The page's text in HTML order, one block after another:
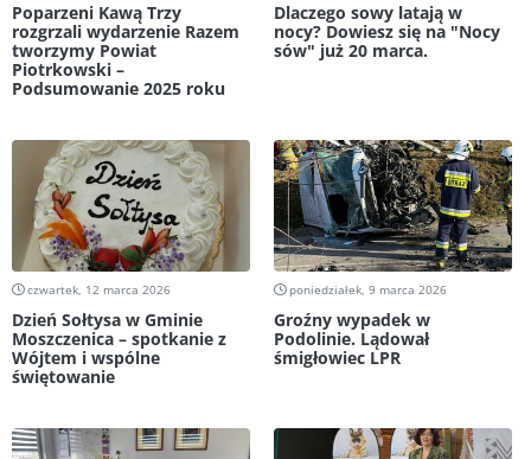
Poparzeni Kawą Trzy
rozgrzali wydarzenie Razem
tworzymy Powiat
Piotrkowski –
Podsumowanie 2025 roku
Dlaczego sowy latają w
nocy? Dowiesz się na "Nocy
sów" już 20 marca.
czwartek, 12 marca 2026
Dzień Sołtysa w Gminie
Moszczenica – spotkanie z
Wójtem i wspólne
świętowanie
poniedziałek, 9 marca 2026
Groźny wypadek w
Podolinie. Lądował
śmigłowiec LPR